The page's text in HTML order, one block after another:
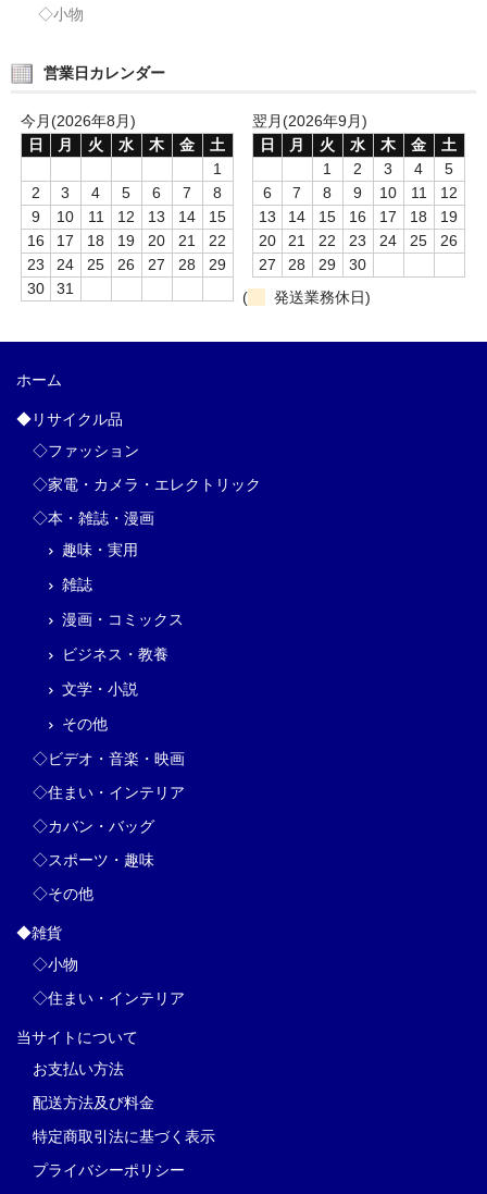
◇小物
営業日カレンダー
今月(2026年8月)
日
月 火 水 木 金
土
1
2
3 4 5 6 7
8
9
10 11 12 13 14
15
16
17 18 19 20 21
22
23
24 25 26 27 28
29
30
31
翌月(2026年9月)
日
月 火 水 木 金
土
1
2 3 4
5
6
7 8 9 10 11
12
13
14 15 16 17 18
19
20
21 22 23 24 25
26
27
28 29
30
(
発送業務休日)
ホーム
◆リサイクル品
◇ファッション
◇家電・カメラ・エレクトリック
◇本・雑誌・漫画
趣味・実用
雑誌
漫画・コミックス
ビジネス・教養
文学・小説
その他
◇ビデオ・音楽・映画
◇住まい・インテリア
◇カバン・バッグ
◇スポーツ・趣味
◇その他
◆雑貨
◇小物
◇住まい・インテリア
当サイトについて
お支払い方法
配送方法及び料金
特定商取引法に基づく表示
プライバシーポリシー